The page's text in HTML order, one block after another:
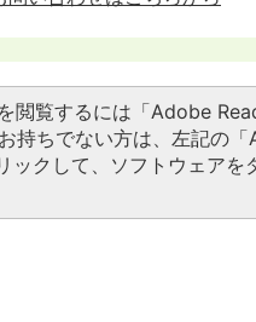
閲覧するには「Adobe
持ちでない方は、左記の
ックして、ソフトウェアを